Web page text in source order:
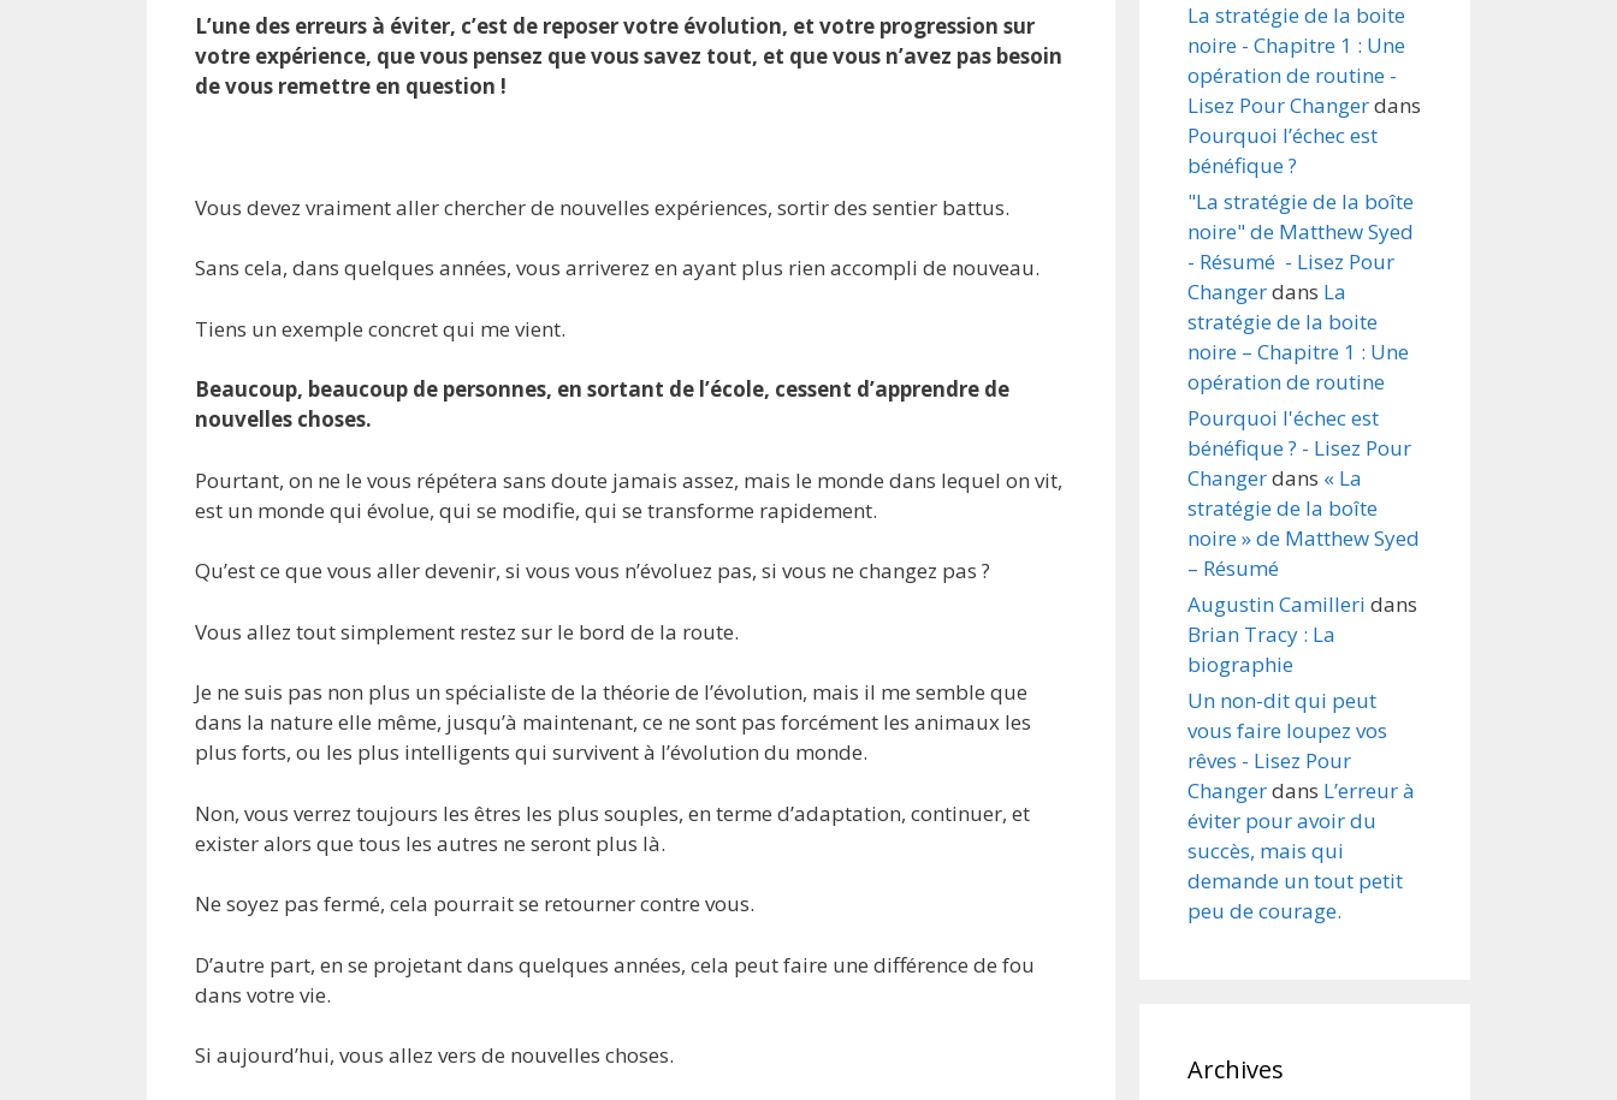
L’une des erreurs à éviter, c’est de reposer votre évolution, et votre progression sur
votre expérience, que vous pensez que vous savez tout, et que vous n’avez pas besoin
de vous remettre en question !
Vous devez vraiment aller chercher de nouvelles expériences, sortir des sentier battus.
Sans cela, dans quelques années, vous arriverez en ayant plus rien accompli de nouveau.
Tiens un exemple concret qui me vient.
Beaucoup, beaucoup de personnes, en sortant de l’école, cessent d’apprendre de
nouvelles choses.
Pourtant, on ne le vous répétera sans doute jamais assez, mais le monde dans lequel on vit,
est un monde qui évolue, qui se modifie, qui se transforme rapidement.
Qu’est ce que vous aller devenir, si vous vous n’évoluez pas, si vous ne changez pas ?
Vous allez tout simplement restez sur le bord de la route.
Je ne suis pas non plus un spécialiste de la théorie de l’évolution, mais il me semble que
dans la nature elle même, jusqu’à maintenant, ce ne sont pas forcément les animaux les
plus forts, ou les plus intelligents qui survivent à l’évolution du monde.
Non, vous verrez toujours les êtres les plus souples, en terme d’adaptation, continuer, et
exister alors que tous les autres ne seront plus là.
Ne soyez pas fermé, cela pourrait se retourner contre vous.
D’autre part, en se projetant dans quelques années, cela peut faire une différence de fou
dans votre vie.
Si aujourd’hui, vous allez vers de nouvelles choses.
La stratégie de la boite
noire - Chapitre 1 : Une
opération de routine -
Lisez Pour Changerdans
Pourquoi l’échec est
bénéfique ?
"La stratégie de la boîte
noire" de Matthew Syed
- Résumé - Lisez Pour
Changerdans La
stratégie de la boite
noire – Chapitre 1 : Une
opération de routine
Pourquoi l'échec est
bénéfique ? - Lisez Pour
Changerdans « La
stratégie de la boîte
noire » de Matthew Syed
– Résumé
Augustin Camilleri dans
Brian Tracy : La
biographie
Un non-dit qui peut
vous faire loupez vos
rêves - Lisez Pour
Changerdans L’erreur à
éviter pour avoir du
succès, mais qui
demande un tout petit
peu de courage.
Archives